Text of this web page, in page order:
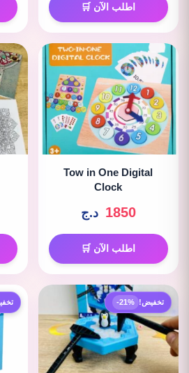
اطلب الآن 🛒
Tow in One Digital
Clock
1850 د.ج
اطلب الآن 🛒
تخفيض! -21%